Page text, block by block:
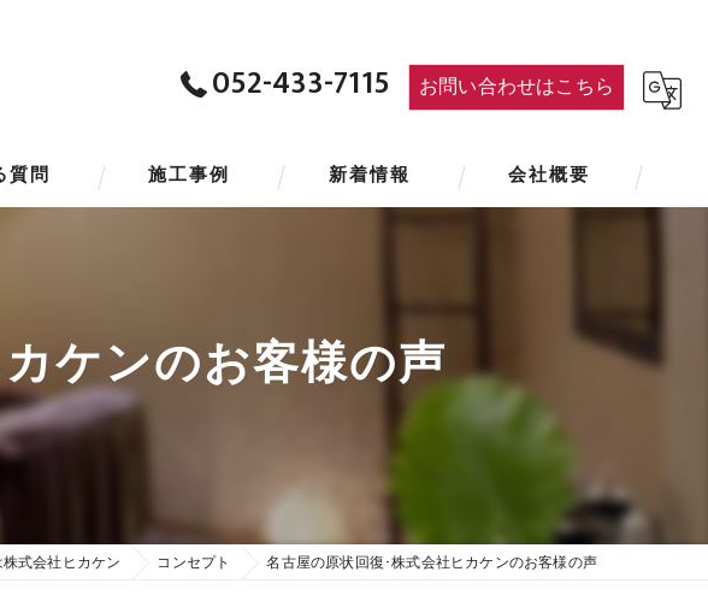
052-433-7115 お問い合わせはこちら
質問 施工事例 新着情報 会社概要
ケンのお客様の声
式会社ヒカケン コンセプト 名古屋の原状回復･株式会社ヒカケンのお客様の声